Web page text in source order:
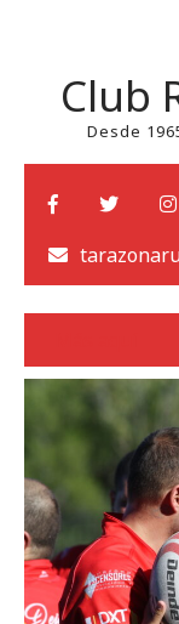
Club
Desde